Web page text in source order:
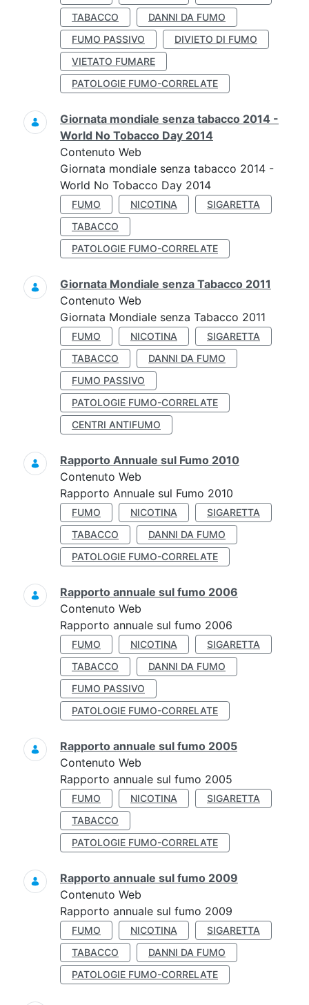
TABACCO
DANNI DA FUMO
FUMO PASSIVO
DIVIETO DI FUMO
VIETATO FUMARE
PATOLOGIE FUMO-CORRELATE
Giornata mondiale senza tabacco 2014 -
World No Tobacco Day 2014
Contenuto Web
Giornata mondiale senza tabacco 2014 -
World No Tobacco Day 2014
FUMO NICOTINA
SIGARETTA
TABACCO
PATOLOGIE FUMO-CORRELATE
Giornata Mondiale senza Tabacco 2011
Contenuto Web
Giornata Mondiale senza Tabacco 2011
FUMO NICOTINA
SIGARETTA
TABACCO
DANNI DA FUMO
FUMO PASSIVO
PATOLOGIE FUMO-CORRELATE
CENTRI ANTIFUMO
Rapporto Annuale sul Fumo 2010
Contenuto Web
Rapporto Annuale sul Fumo 2010
FUMO NICOTINA
SIGARETTA
TABACCO
DANNI DA FUMO
PATOLOGIE FUMO-CORRELATE
Rapporto annuale sul fumo 2006
Contenuto Web
Rapporto annuale sul fumo 2006
FUMO NICOTINA
SIGARETTA
TABACCO
DANNI DA FUMO
FUMO PASSIVO
PATOLOGIE FUMO-CORRELATE
Rapporto annuale sul fumo 2005
Contenuto Web
Rapporto annuale sul fumo 2005
FUMO NICOTINA
SIGARETTA
TABACCO
PATOLOGIE FUMO-CORRELATE
Rapporto annuale sul fumo 2009
Contenuto Web
Rapporto annuale sul fumo 2009
FUMO NICOTINA
SIGARETTA
TABACCO
DANNI DA FUMO
PATOLOGIE FUMO-CORRELATE